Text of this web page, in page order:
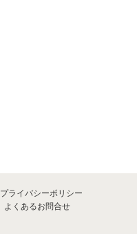
プライバシーポリシー
よくあるお問合せ